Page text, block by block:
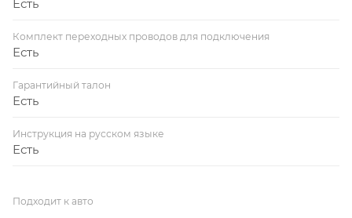
Есть
Комплект переходных проводов для подключения
Есть
Гарантийный талон
Есть
Инструкция на русском языке
Есть
Подходит к авто